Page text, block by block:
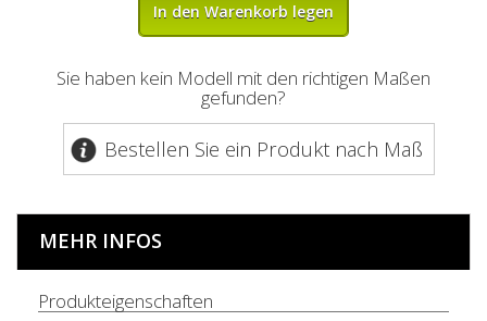
In den Warenkorb legen
Sie haben kein Modell mit den richtigen Maßen
gefunden?
Bestellen Sie ein Produkt nach Maß
MEHR INFOS
Produkteigenschaften